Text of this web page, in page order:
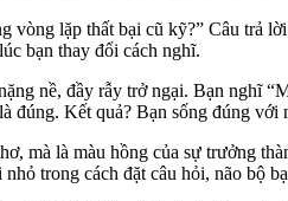
lặp thất bại cũ kỹ?” Câu trả
bạn thay đổi cách nghĩ.
nề, đầy rẫy trở ngại. Bạn nghĩ
đúng. Kết quả? Bạn sống đúng với
mà là màu hồng của sự trưởng
trong cách đặt câu hỏi, não bộ